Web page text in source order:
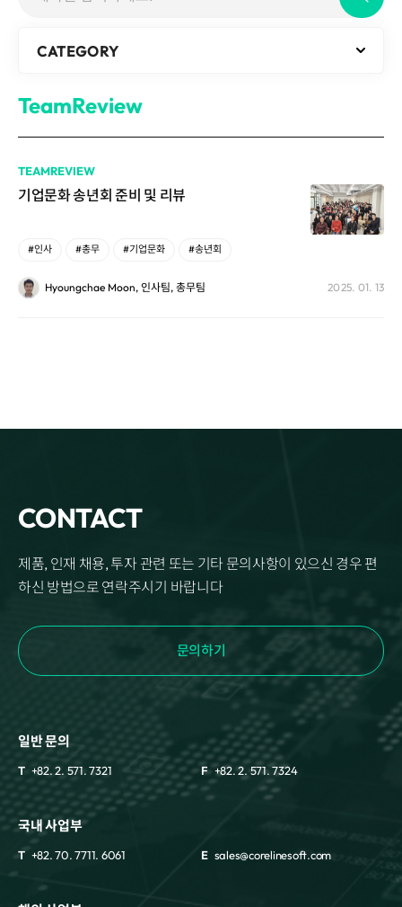
CATEGORY
TeamReview
TEAMREVIEW
기업문화 송년회 준비 및 리뷰
#인사 #총무 #기업문화 #송년회
Hyoungchae Moon, 인사팀, 총무팀 2025. 01. 13
CONTACT
제품, 인재 채용, 투자 관련 또는 기타 문의사항이 있으신 경우 편
하신 방법으로 연락주시기 바랍니다
문의하기
일반 문의
T +82. 2. 571. 7321 F +82. 2. 571. 7324
국내 사업부
T +82. 70. 7711. 6061 E sales@corelinesoft.com